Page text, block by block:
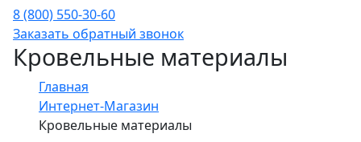
8 (800) 550-30-60
Заказать обратный звонок
Кровельные материалы
Главная
Интернет-Магазин
Кровельные материалы